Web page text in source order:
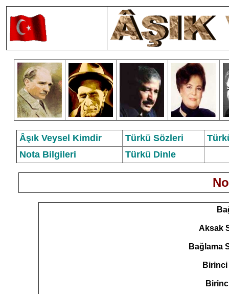
Âşık Veysel Kimdir Türkü Sözleri
Nota Bilgileri
Türkü Dinle
Aksak
Bağlama
Birinci